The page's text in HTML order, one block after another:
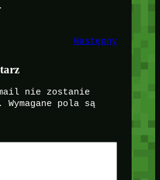
Następny
nie zostanie
Wymagane pola są